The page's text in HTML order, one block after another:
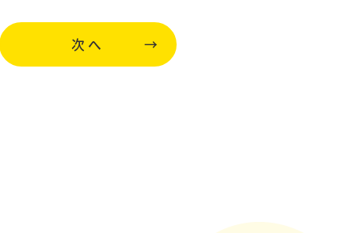
次へ